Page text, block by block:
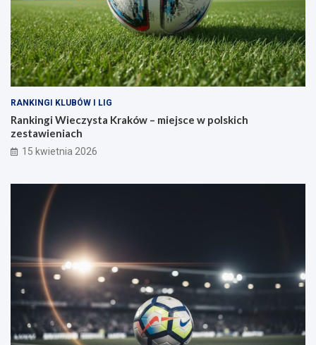
RANKINGI KLUBÓW I LIG
Rankingi Wieczysta Kraków – miejsce w polskich
zestawieniach
15 kwietnia 2026